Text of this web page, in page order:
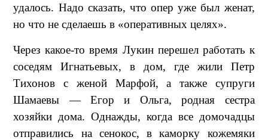
удалось. Надо сказать, что опер уже был женат,
но что не сделаешь в «оперативных целях».
Через какое-то время Лукин перешел работать к
соседям Игнатьевых, в дом, где жили Петр
Тихонов с женой Марфой, а также супруги
Шамаевы — Егор и Ольга, родная сестра
хозяйки дома. Однажды, когда все домочадцы
отправились на сенокос, в каморку кожемяки